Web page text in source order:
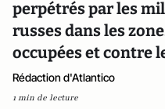
perpétrés par les
russes dans les
occupées et contre
Rédaction d'Atlantico
1 min de lecture